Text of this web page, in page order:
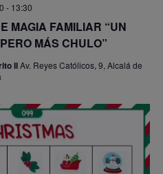
MAGIA FAMILIAR “UN
MÁS CHULO”
- 13:30
IIAv. Reyes Católicos, 9, Alcalá de